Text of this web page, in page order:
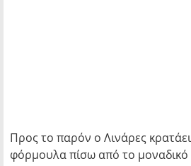
Προς το παρόν ο Λινάρες
φόρμουλα πίσω από το